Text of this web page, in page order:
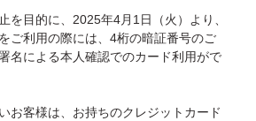
を目的に、2025年4月1日（火）より、
ご利用の際には、4桁の暗証番号のご
名による本人確認でのカード利用がで
お客様は、お持ちのクレジットカード